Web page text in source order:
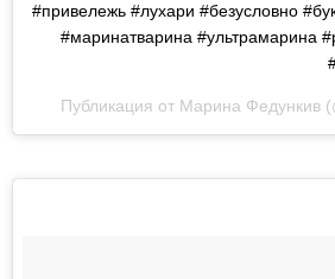
#привележь #лухари #безусловно
#маринатварина #ультрамарина
Публикация от Марина Федункив